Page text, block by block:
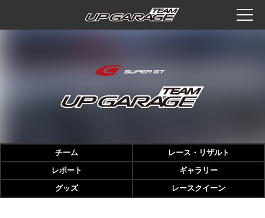
チーム
レース・リザルト
レポート
ギャラリー
グッズ
レースクイーン